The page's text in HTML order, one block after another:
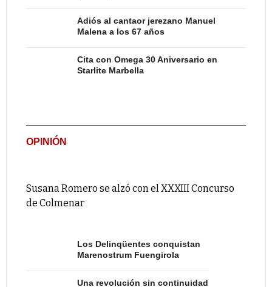
Adiós al cantaor jerezano Manuel
Malena a los 67 años
Cita con Omega 30 Aniversario en
Starlite Marbella
OPINIÓN
Susana Romero se alzó con el XXXIII Concurso
de Colmenar
Los Delinqüentes conquistan
Marenostrum Fuengirola
Una revolución sin continuidad